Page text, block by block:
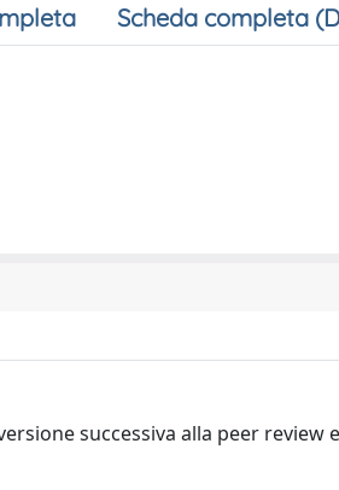
Scheda completa
successiva alla peer review e